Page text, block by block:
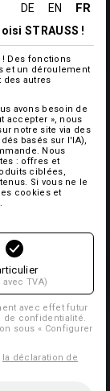
DE EN FR
STRAUSS !
Des fonctions
et un déroulement
des autres
avons besoin de
accepter », nous
notre site via des
basés sur l'IA),
Nous
: offres et
ciblées,
Si vous ne le
cookies et
avec TVA)
avec effet futur
de confidentialité.
sous « Configurer
la déclaration de